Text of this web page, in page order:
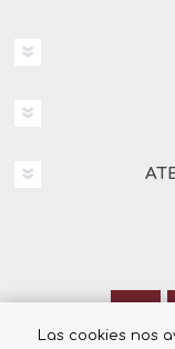
Las cookies nos